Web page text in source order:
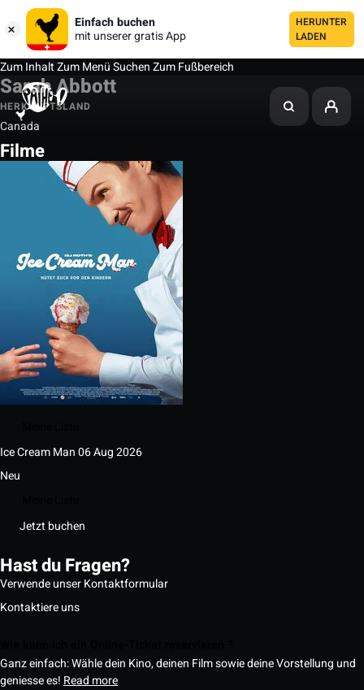
Einfach buchen
mit unserer gratis App
HERUNTER
LADEN
Zum InhaltZum MenüSuchenZum Fußbereich
Sarah Abbott
HERKUNFTSLAND
Canada
Filme
Ice Cream Man06 Aug 2026
Neu
Jetzt buchen
Hast du Fragen?
Verwende unser Kontaktformular
Kontaktiere uns
Ganz einfach: Wähle dein Kino, deinen Film sowie deine Vorstellung und
geniesse es! Read more